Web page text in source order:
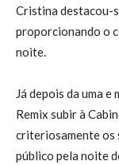
Cristina destacou-
proporcionando o
noite.
Já depois da uma e
Remix subirà
criteriosamente os
público pela noite